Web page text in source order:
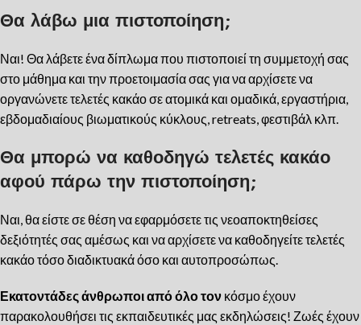
Θα λάβω μια πιστοποίηση;
Ναι! Θα λάβετε ένα δίπλωμα που πιστοποιεί τη συμμετοχή σας
στο μάθημα και την προετοιμασία σας για να αρχίσετε να
οργανώνετε τελετές κακάο σε ατομικά και ομαδικά, εργαστήρια,
εβδομαδιαίους βιωματικούς κύκλους, retreats, φεστιβάλ κλπ.
Θα μπορώ να καθοδηγώ τελετές κακάο
αφού πάρω την πιστοποίηση;
Ναι, θα είστε σε θέση να εφαρμόσετε τις νεοαποκτηθείσες
δεξιότητές σας αμέσως και να αρχίσετε να καθοδηγείτε τελετές
κακάο τόσο διαδικτυακά όσο και αυτοπροσώπως.
Εκατοντάδες άνθρωποι από όλο τον κόσμο έχουν
παρακολουθήσει τις εκπαιδευτικές μας εκδηλώσεις! Ζωές έχουν